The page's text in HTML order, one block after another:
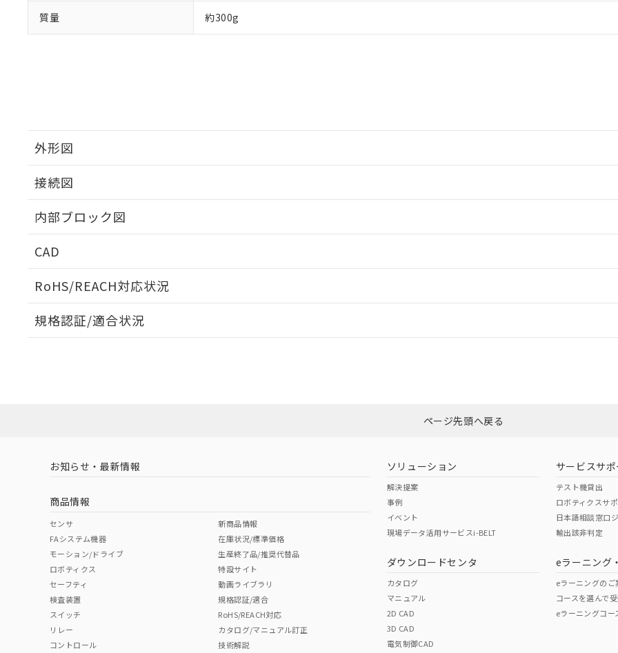
質量 約300g
外形図
接続図
内部ブロック図
CAD
RoHS/REACH対応状況
規格認証/適合状況
（イギリス
（ノルウェー
（日本
（アメリカ
この製品の規格認証/適合
その他の認証はこちらのページからご
ページ先頭へ戻る
お知らせ・最新情報
商品情報
センサ
FAシステム機器
モーション/ドライブ
ロボティクス
セーフティ
検査装置
スイッチ
リレー
コントロール
新商品情報
在庫状況/標準価格
生産終了品/推奨代替品
特設サイト
動画ライブラリ
規格認証/適合
RoHS/REACH対応
カタログ/マニュアル訂正
技術解説
ソリューション
解決提案
事例
イベント
現場データ活用サービスi-BELT
ダウンロードセンタ
カタログ
マニュアル
2D CAD
3D CAD
電気制御CAD
サービスサポ
テスト機貸出
ロボティクスサ
日本語相談窓口
輸出該非判定
eラーニング
eラーニングのご
コースを選んで
eラーニングコー